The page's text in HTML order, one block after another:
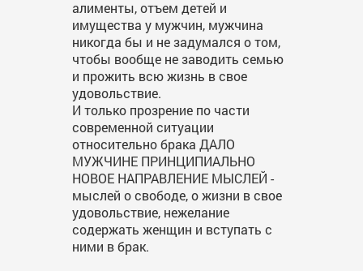
алименты, отъем детей и
имущества у мужчин, мужчина
никогда бы и не задумался о том,
чтобы вообще не заводить семью
и прожить всю жизнь в свое
удовольствие.
И только прозрение по части
современной ситуации
относительно брака ДАЛО
МУЖЧИНЕ ПРИНЦИПИАЛЬНО
НОВОЕ НАПРАВЛЕНИЕ МЫСЛЕЙ -
мыслей о свободе, о жизни в свое
удовольствие, нежелание
содержать женщин и вступать с
ними в брак.